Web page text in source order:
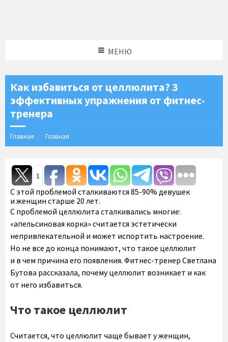
МЕНЮ
Как избавиться от целлюлита? 3
эффективных упражнения от фитнес-
тренера
Главная Главная
1
С этой проблемой сталкиваются 85-90% девушек
и женщин старше 20 лет.
С проблемой целлюлита сталкивались многие:
«апельсиновая корка» считается эстетически
непривлекательной и может испортить настроение.
Но не все до конца понимают, что такое целлюлит
и в чем причина его появления. Фитнес-тренер Светлана
Бутова рассказала, почему целлюлит возникает и как
от него избавиться.
Что такое целлюлит
Считается, что целлюлит чаще бывает у женщин,